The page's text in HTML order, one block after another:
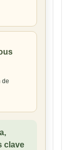
de
clave